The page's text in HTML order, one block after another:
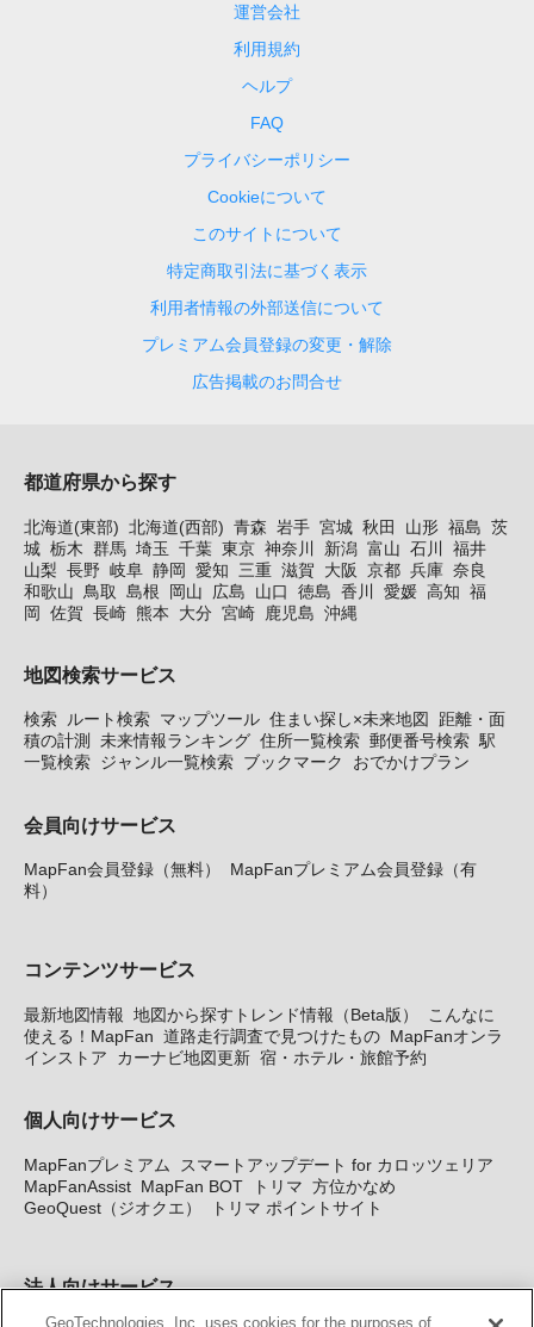
運営会社
利用規約
ヘルプ
FAQ
プライバシーポリシー
Cookieについて
このサイトについて
特定商取引法に基づく表示
利用者情報の外部送信について
プレミアム会員登録の変更・解除
広告掲載のお問合せ
都道府県から探す
北海道(東部) 北海道(西部) 青森 岩手 宮城 秋田 山形 福島 茨
城 栃木 群馬 埼玉 千葉 東京 神奈川 新潟 富山 石川
福井
山梨 長野 岐阜 静岡 愛知 三重 滋賀 大阪 京都 兵庫 奈良
和歌山
鳥取 島根 岡山 広島 山口 徳島 香川 愛媛 高知 福
岡 佐賀 長崎 熊本 大分 宮崎 鹿児島 沖縄
地図検索サービス
検索 ルート検索 マップツール 住まい探し×未来地図
距離・面
積の計測
未来情報ランキング 住所一覧検索 郵便番号検索 駅
一覧検索 ジャンル一覧検索 ブックマーク おでかけプラン
会員向けサービス
MapFan会員登録（無料）
MapFanプレミアム会員登録（有
料）
コンテンツサービス
最新地図情報 地図から探すトレンド情報（Beta版）
こんなに
使える！MapFan 道路走行調査で見つけたもの MapFanオンラ
インストア
カーナビ地図更新 宿・ホテル・旅館予約
個人向けサービス
MapFanプレミアム
スマートアップデート for カロッツェリア
MapFanAssist MapFan BOT トリマ 方位かなめ
GeoQuest（ジオクエ）
トリマ ポイントサイト
法人向けサービス
GeoTechnologies, Inc. uses cookies for the purposes of